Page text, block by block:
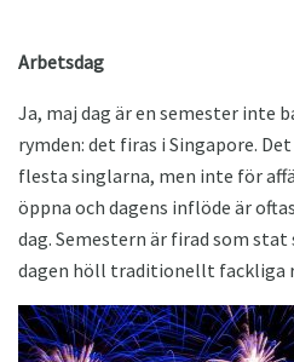
Arbetsdag
Ja, maj dag är en semester inte
rymden: det firas i Singapore.
flesta singlarna, men inte för
öppna och dagens inflöde är
dag. Semestern är firad som stat
dagen höll traditionellt fackliga